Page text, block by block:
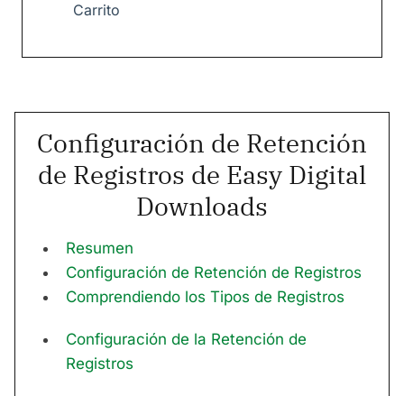
Carrito
Configuración de Retención
de Registros de Easy Digital
Downloads
Resumen
Configuración de Retención de Registros
Comprendiendo los Tipos de Registros
Configuración de la Retención de
Registros